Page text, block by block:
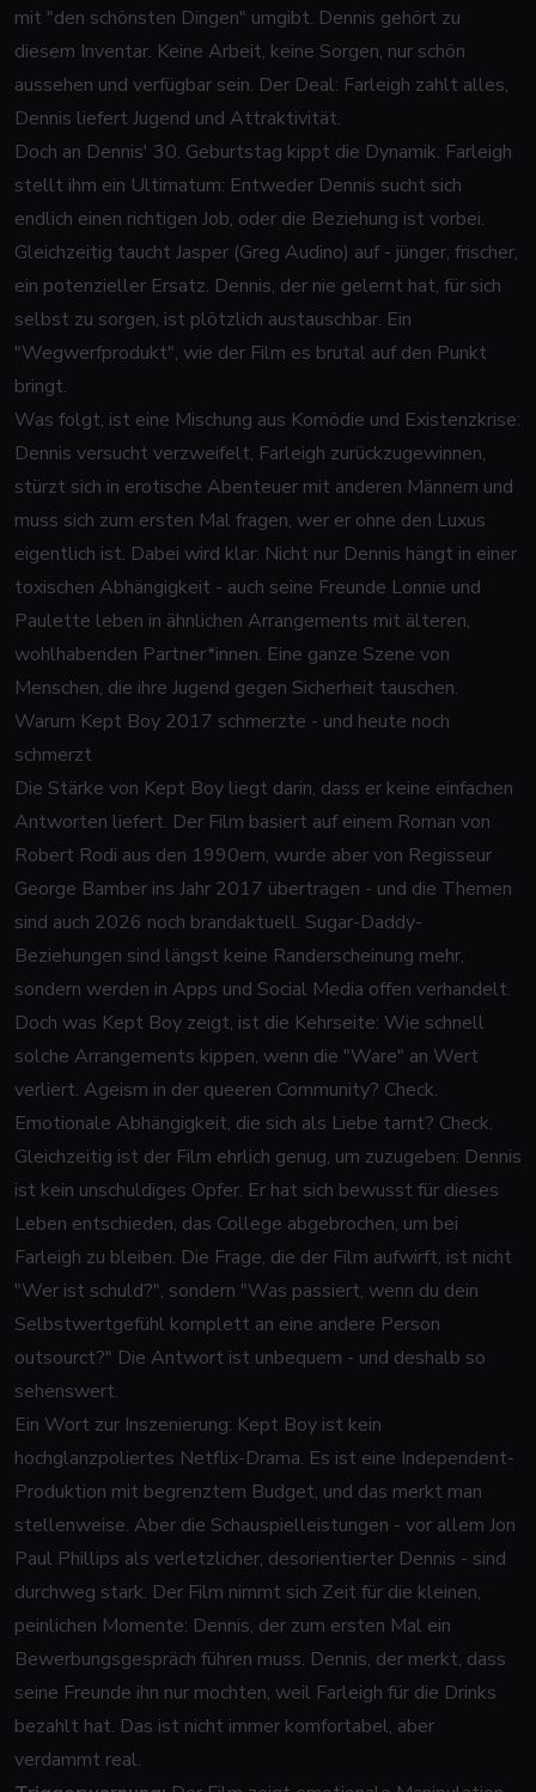
mit "den schönsten Dingen" umgibt. Dennis gehört zu
diesem Inventar. Keine Arbeit, keine Sorgen, nur schön
aussehen und verfügbar sein. Der Deal: Farleigh zahlt alles,
Dennis liefert Jugend und Attraktivität.
Doch an Dennis' 30. Geburtstag kippt die Dynamik. Farleigh
stellt ihm ein Ultimatum: Entweder Dennis sucht sich
endlich einen richtigen Job, oder die Beziehung ist vorbei.
Gleichzeitig taucht Jasper (Greg Audino) auf - jünger, frischer,
ein potenzieller Ersatz. Dennis, der nie gelernt hat, für sich
selbst zu sorgen, ist plötzlich austauschbar. Ein
"Wegwerfprodukt", wie der Film es brutal auf den Punkt
bringt.
Was folgt, ist eine Mischung aus Komödie und Existenzkrise:
Dennis versucht verzweifelt, Farleigh zurückzugewinnen,
stürzt sich in erotische Abenteuer mit anderen Männern und
muss sich zum ersten Mal fragen, wer er ohne den Luxus
eigentlich ist. Dabei wird klar: Nicht nur Dennis hängt in einer
toxischen Abhängigkeit - auch seine Freunde Lonnie und
Paulette leben in ähnlichen Arrangements mit älteren,
wohlhabenden Partner*innen. Eine ganze Szene von
Menschen, die ihre Jugend gegen Sicherheit tauschen.
Warum Kept Boy 2017 schmerzte - und heute noch
schmerzt
Die Stärke von Kept Boy liegt darin, dass er keine einfachen
Antworten liefert. Der Film basiert auf einem Roman von
Robert Rodi aus den 1990ern, wurde aber von Regisseur
George Bamber ins Jahr 2017 übertragen - und die Themen
sind auch 2026 noch brandaktuell. Sugar-Daddy-
Beziehungen sind längst keine Randerscheinung mehr,
sondern werden in Apps und Social Media offen verhandelt.
Doch was Kept Boy zeigt, ist die Kehrseite: Wie schnell
solche Arrangements kippen, wenn die "Ware" an Wert
verliert. Ageism in der queeren Community? Check.
Emotionale Abhängigkeit, die sich als Liebe tarnt? Check.
Gleichzeitig ist der Film ehrlich genug, um zuzugeben: Dennis
ist kein unschuldiges Opfer. Er hat sich bewusst für dieses
Leben entschieden, das College abgebrochen, um bei
Farleigh zu bleiben. Die Frage, die der Film aufwirft, ist nicht
"Wer ist schuld?", sondern "Was passiert, wenn du dein
Selbstwertgefühl komplett an eine andere Person
outsourct?" Die Antwort ist unbequem - und deshalb so
sehenswert.
Ein Wort zur Inszenierung: Kept Boy ist kein
hochglanzpoliertes Netflix-Drama. Es ist eine Independent-
Produktion mit begrenztem Budget, und das merkt man
stellenweise. Aber die Schauspielleistungen - vor allem Jon
Paul Phillips als verletzlicher, desorientierter Dennis - sind
durchweg stark. Der Film nimmt sich Zeit für die kleinen,
peinlichen Momente: Dennis, der zum ersten Mal ein
Bewerbungsgespräch führen muss. Dennis, der merkt, dass
seine Freunde ihn nur mochten, weil Farleigh für die Drinks
bezahlt hat. Das ist nicht immer komfortabel, aber
verdammt real.